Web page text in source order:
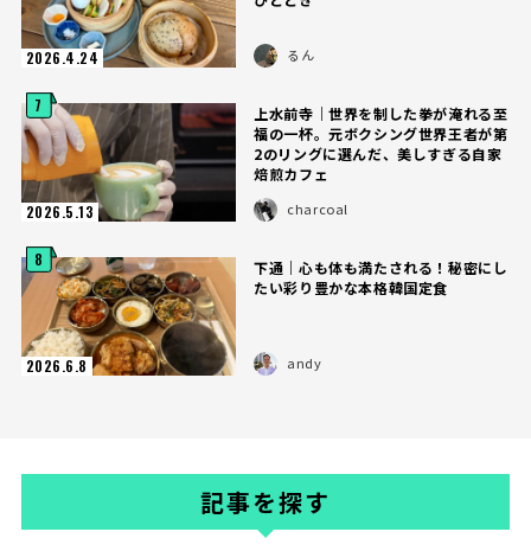
2026.4.24 るん
7
2026.5.13
上水前寺｜世界を制した拳が淹れる至
福の一杯。元ボクシング世界王者が第
2のリングに選んだ、美しすぎる自家
焙煎カフェ
charcoal
8
2026.6.8
下通｜心も体も満たされる！秘密にし
たい彩り豊かな本格韓国定食
andy
記事を探す